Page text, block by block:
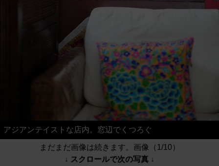
アジアンテイストな店内。窓辺でくつろぐ
まだまだ画像は続きます。画像（1/10）
↓ スクロールで次の写真 ↓